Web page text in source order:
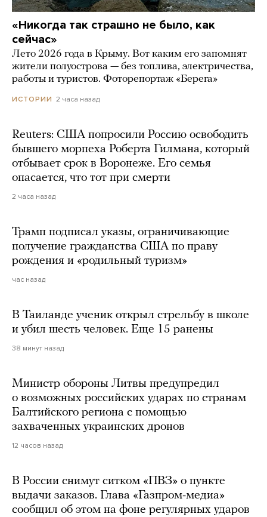
«Никогда так страшно не было, как
сейчас»
Лето 2026 года в Крыму. Вот каким его запомнят
жители полуострова — без топлива, электричества,
работы и туристов. Фоторепортаж «Берега»
ИСТОРИИ 2 часа назад
Reuters: США попросили Россию освободить
бывшего морпеха Роберта Гилмана, который
отбывает срок в Воронеже. Его семья
опасается, что тот при смерти
2 часа назад
Трамп подписал указы, ограничивающие
получение гражданства США по праву
рождения и «родильный туризм»
час назад
В Таиланде ученик открыл стрельбу в школе
и убил шесть человек. Еще 15 ранены
38 минут назад
Министр обороны Литвы предупредил
о возможных российских ударах по странам
Балтийского региона с помощью
захваченных украинских дронов
12 часов назад
В России снимут ситком «ПВЗ» о пункте
выдачи заказов. Глава «Газпром-медиа»
сообщил об этом на фоне регулярных ударов